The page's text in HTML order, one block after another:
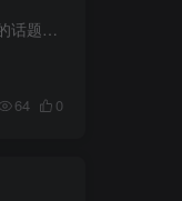
在金融领域，网络安全一直是一个至关重要的话题。随着技术不断发展，金融行业面临的网络威胁也日益复杂化。为了保护敏感信息及客户资产，金融机构需要全面且有效地加强网络安全防护。 数据加密...
64 0